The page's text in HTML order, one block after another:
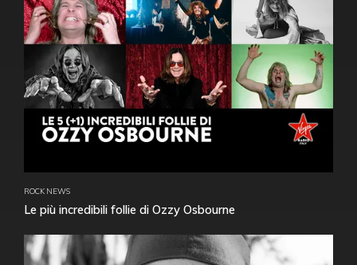
ROCK NEWS
Le più incredibili follie di Ozzy Osbourne